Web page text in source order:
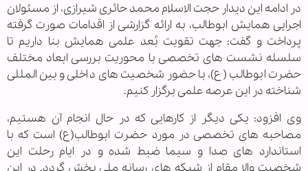
در ادامه این دیدار حجت الاسلام محمد حائری شیرازی، از مسئولان
اجرایی همایش ابوطالب، به ارائه گزارشی از اقدامات صورت گرفته
پرداخت و گفت: جهت تقویت بُعد علمی همایش بنا داریم تا
سلسله نشست های تخصصی با محوریت بررسی ابعاد مختلف
حضرت ابوطالب (ع)، با حضور شخصیت های داخلی و بین المللی
شناخته در این عرصه علمی برگزار کنیم.
وی افزود: یکی دیگر از کارهایی که در حال انجام آن هستیم،
مصاحبه های تخصصی در مورد حضرت ابوطالب(ع) است که با
استاندارد های صدا و سیما ضبط شده و در ایام رحلت این